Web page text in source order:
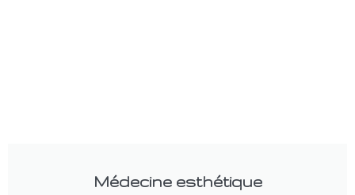
Médecine esthétique